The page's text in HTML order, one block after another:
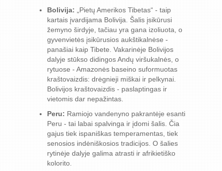
Bolivija: „Pietų Amerikos Tibetas“ - taip
kartais įvardijama Bolivija. Šalis įsikūrusi
žemyno širdyje, tačiau yra gana izoliuota, o
gyvenvietės įsikūrusios aukštikalnėse -
panašiai kaip Tibete. Vakarinėje Bolivijos
dalyje stūkso didingos Andų viršukalnės, o
rytuose - Amazonės baseino suformuotas
kraštovaizdis: drėgnieji miškai ir pelkynai.
Bolivijos kraštovaizdis - paslaptingas ir
vietomis dar nepažintas.
Peru: Ramiojo vandenyno pakrantėje esanti
Peru - tai labai spalvinga ir įdomi šalis. Čia
gajus tiek ispaniškas temperamentas, tiek
senosios indėniškosios tradicijos. O šalies
rytinėje dalyje galima atrasti ir afrikietiško
kolorito.